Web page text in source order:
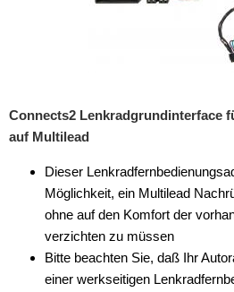
Antennenkabel
Antennensplitter
Antennenstab
Antennenstecker
Antennenverstärker
Connects2 Lenkradgrundinterface
auf Multilead
Dieser
Möglichkeit, ein Multilead
ohne auf den Komfort der
verzichten zu müssen
Bitte beachten Sie, daß Ihr
einer werkseitigen